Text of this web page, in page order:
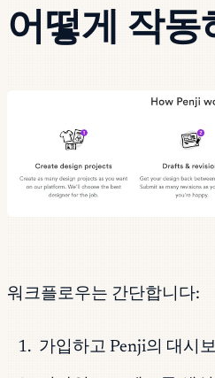
어떻게 작동
워크플로우는 간단합니다:
가입하고 Penji의 대시